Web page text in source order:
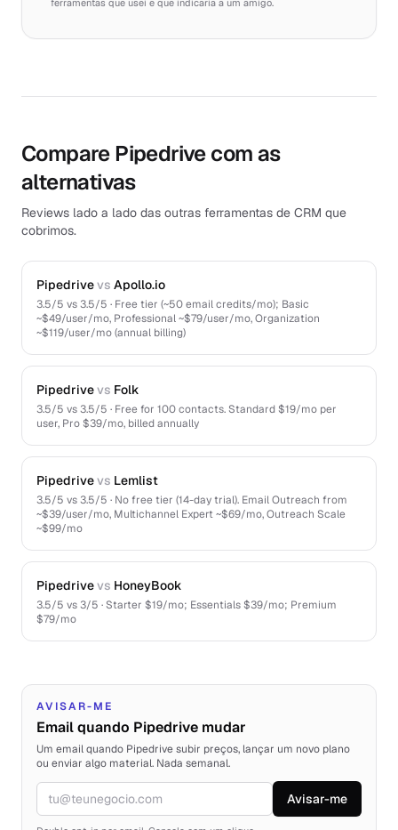
ferramentas que usei e que indicaria a um amigo.
Compare Pipedrive com as
alternativas
Reviews lado a lado das outras ferramentas de CRM que
cobrimos.
Pipedrivevs Apollo.io
3.5/5 vs3.5/5 · Free tier (~50 email credits/mo); Basic
~$49/user/mo, Professional ~$79/user/mo, Organization
~$119/user/mo (annual billing)
Pipedrivevs Folk
3.5/5 vs3.5/5 · Free for 100 contacts. Standard $19/mo per
user, Pro $39/mo, billed annually
Pipedrivevs Lemlist
3.5/5 vs3.5/5 · No free tier (14-day trial). Email Outreach from
~$39/user/mo, Multichannel Expert ~$69/mo, Outreach Scale
~$99/mo
Pipedrivevs HoneyBook
3.5/5 vs3/5 ·Starter $19/mo; Essentials $39/mo; Premium
$79/mo
AVISAR-ME
Email quando Pipedrive mudar
Um email quando Pipedrive subir preços, lançar um novo plano
ou enviar algo material. Nada semanal.
Email Avisar-me